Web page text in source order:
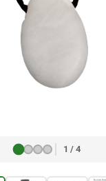
1 / 4